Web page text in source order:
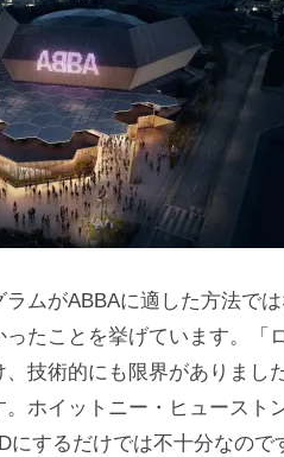
ムがABBAに適した方法で
ったことを挙げています。「
技術的にも限界がありまし
ホイットニー・ヒュースト
にするだけでは不十分なので